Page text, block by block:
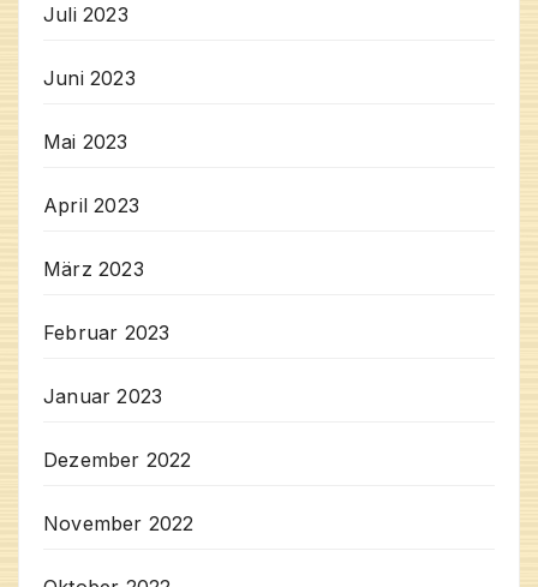
Juli 2023
Juni 2023
Mai 2023
April 2023
März 2023
Februar 2023
Januar 2023
Dezember 2022
November 2022